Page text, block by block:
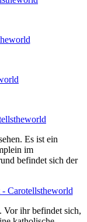
Es ist ein
im
befindet sich der
Vor ihr befindet sich,